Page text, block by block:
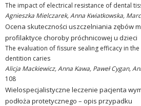
The impact of electrical resistance of dental
Agnieszka Mielczarek, Anna Kwiatkowska,
Ocena skuteczności uszczelniania zębów
profilaktyce choroby próchnicowej u dzieci
The evaluation of fissure sealing efficacy in
dentition caries
Alicja Mackiewicz, Anna Kawa, Paweł Cygan,
108
Wielospecjalistyczne leczenie pacjenta
podłoża protetycznego – opis przypadku